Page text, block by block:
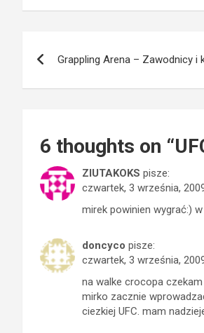
wpisu
Grappling Arena – Zawodnicy i
6 thoughts on “
ZIUTAKOKS pisze:
czwartek, 3 września,
mirek powinien wygrać:)
doncyco pisze:
czwartek, 3 września,
na walke crocopa
mirko zacznie
ciezkiej UFC. mam